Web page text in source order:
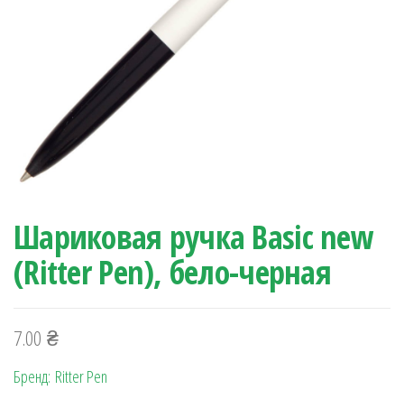
Шариковая ручка Basic new
(Ritter Pen), бело-черная
7.00 ₴
Бренд: Ritter Pen